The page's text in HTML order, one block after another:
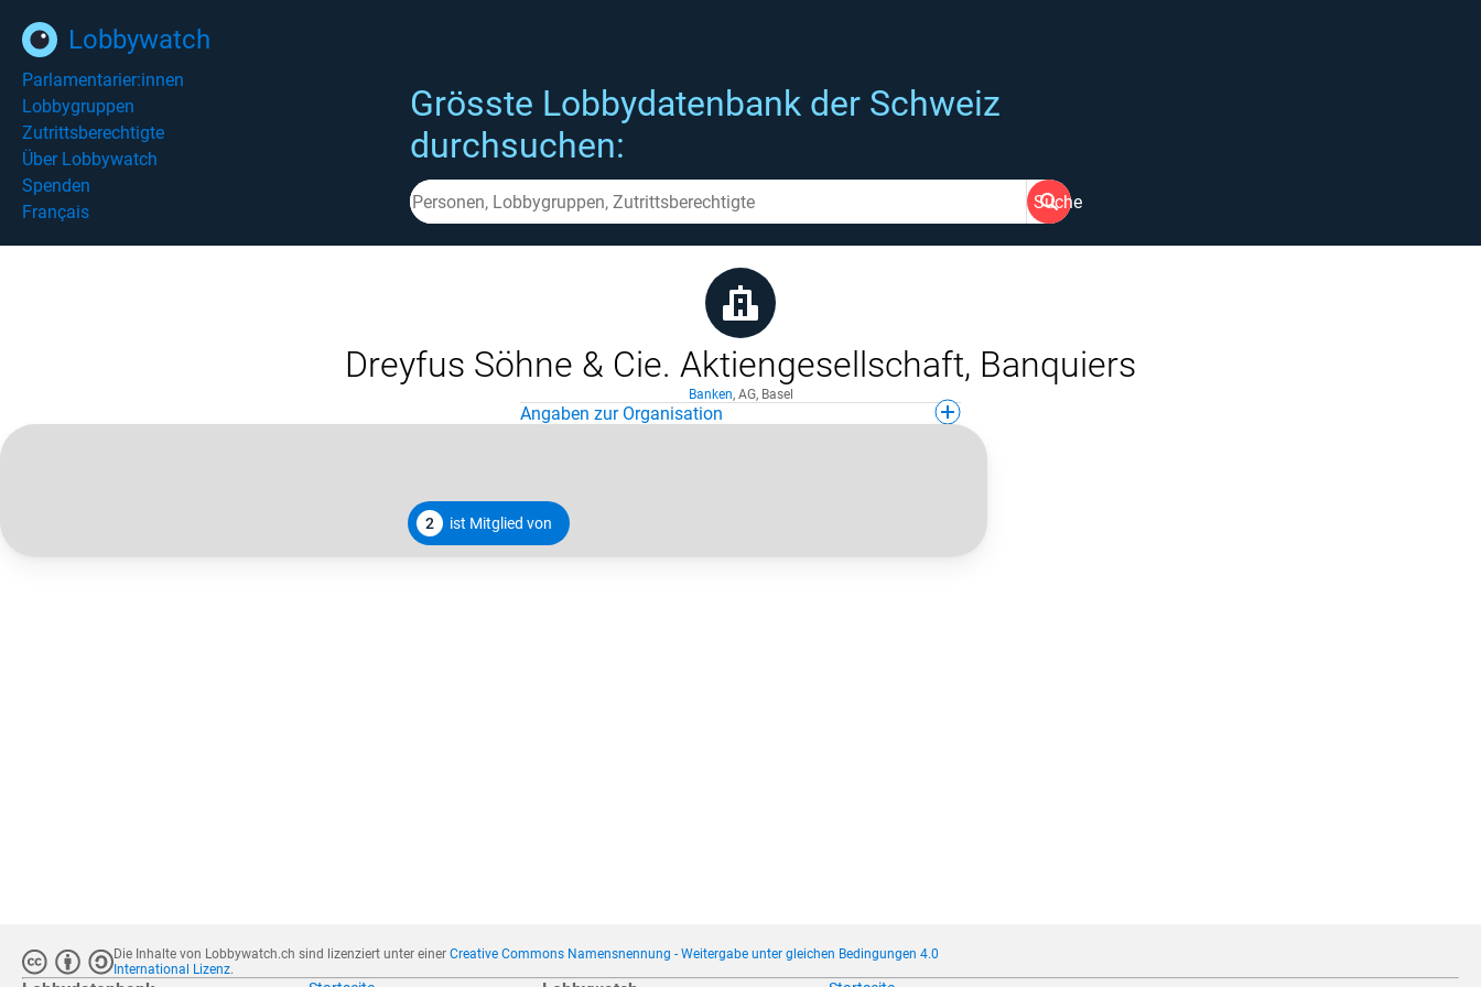
Lobbywatch
Parlamentarier:innen
Lobbygruppen
Zutrittsberechtigte
Über Lobbywatch
Spenden
Français
Grösste Lobbydatenbank der Schweiz
durchsuchen:
Suche
Dreyfus Söhne & Cie. Aktiengesellschaft, Banquiers
Banken, AG, Basel
Angaben zur Organisation
2 ist Mitglied von
Die Inhalte von Lobbywatch.ch sind lizenziert unter einerCreative Commons Namensnennung - Weitergabe unter gleichen Bedingungen 4.0
International Lizenz.